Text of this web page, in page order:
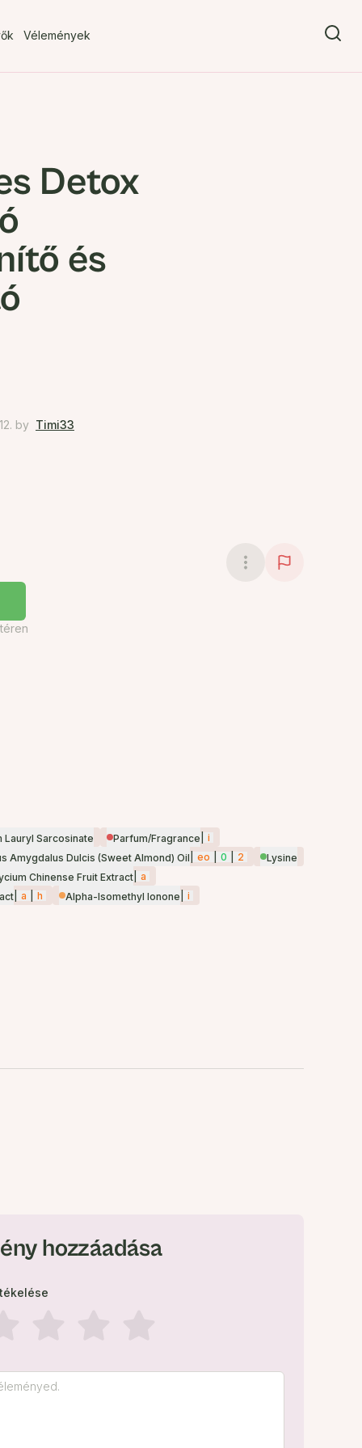
Vélemények
Detox
és
by Timi33
Lauryl Sarcosinate Parfum/Fragrance
i
Amygdalus Dulcis (Sweet Almond) Oil eo 0 2
Lysine
Chinense Fruit Extract
a
a h Alpha-Isomethyl Ionone i
hozzáadása